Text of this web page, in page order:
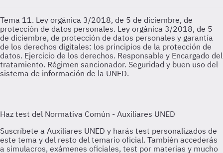
Tema 11. Ley orgánica 3/2018, de 5 de diciembre, de
protección de datos personales. Ley orgánica 3/2018, de 5
de diciembre, de protección de datos personales y garantía
de los derechos digitales: los principios de la protección de
datos. Ejercicio de los derechos. Responsable y Encargado del
tratamiento. Régimen sancionador. Seguridad y buen uso del
sistema de información de la UNED.